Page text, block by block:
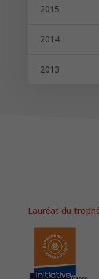
2015
2014
2013
Lauréat du